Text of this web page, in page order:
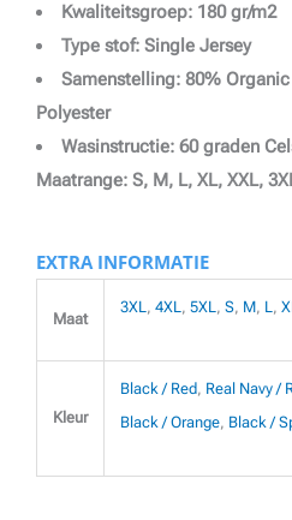
Kwaliteitsgroep: 180 gr/m2
Type stof: Single Jersey
Samenstelling: 80%
Polyester
Wasinstructie: 60 graden
Maatrange: S, M, L, XL, XXL,
EXTRA INFORMATIE
Maat
3XL, 4XL, 5XL, S, M, L,
Kleur
Black / Red, Real Navy /
Black / Orange, Black /